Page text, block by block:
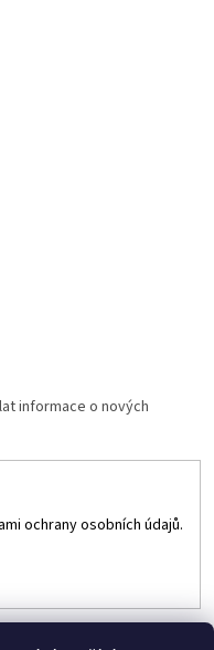
informace o nových
ochrany osobních údajů.